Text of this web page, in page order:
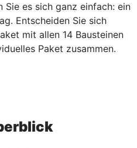
Sie es sich ganz einfach: ein
Entscheiden Sie sich
mit allen 14 Bausteinen
Paket zusammen.